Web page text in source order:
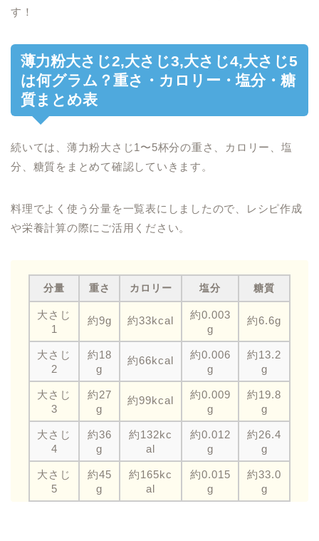
す！
薄力粉大さじ2,大さじ3,大さじ4,大さじ5
は何グラム？重さ・カロリー・塩分・糖
質まとめ表
続いては、薄力粉大さじ1〜5杯分の重さ、カロリー、塩
分、糖質をまとめて確認していきます。
料理でよく使う分量を一覧表にしましたので、レシピ作成
や栄養計算の際にご活用ください。
分量 重さ カロリー 塩分 糖質
大さじ
1
約9g 約33kcal
約0.003
g
約6.6g
大さじ
2
約18
g
約66kcal
約0.006
g
約13.2
g
大さじ
3
約27
g
約99kcal
約0.009
g
約19.8
g
大さじ
4
約36
g
約132kc
al
約0.012
g
約26.4
g
大さじ
5
約45
g
約165kc
al
約0.015
g
約33.0
g